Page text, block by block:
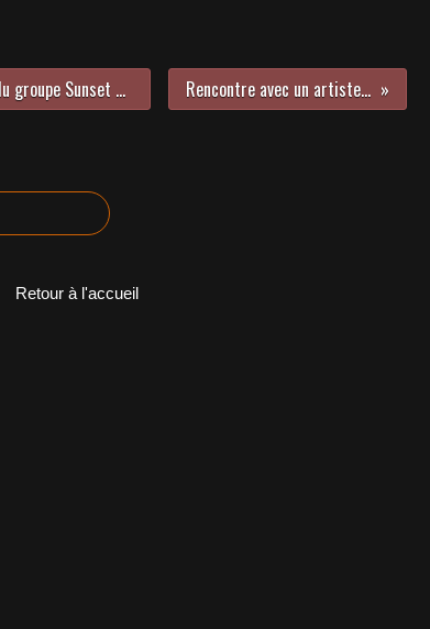
Rencontre avec deux membres du groupe Sunset Sons lors de leur concert Parisien à La Flèche D’Or ! Rencontre avec un artiste coup de cœur : Marc Fichel !
Retour à l'accueil